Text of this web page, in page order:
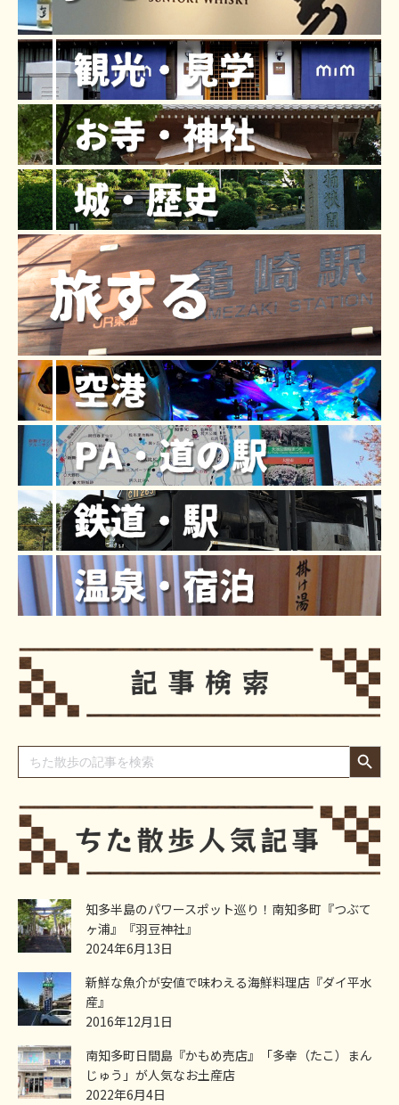
Search
for:
Search Button
知多半島のパワースポット巡り！南知多町『つぶて
ヶ浦』『羽豆神社』
2024年6月13日
新鮮な魚介が安値で味わえる海鮮料理店『ダイ平水
産』
2016年12月1日
南知多町日間島『かもめ売店』「多幸（たこ）まん
じゅう」が人気なお土産店
2022年6月4日